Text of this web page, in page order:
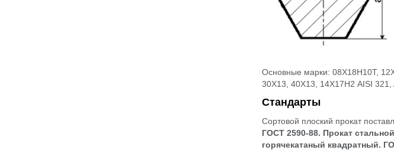
Основные марки: 08Х18Н10Т,
30Х13, 40Х13, 14Х17Н2 AISI 321,
Стандарты
Сортовой плоский прокат
ГОСТ 2590-88. Прокат
горячекатаный квадратный.